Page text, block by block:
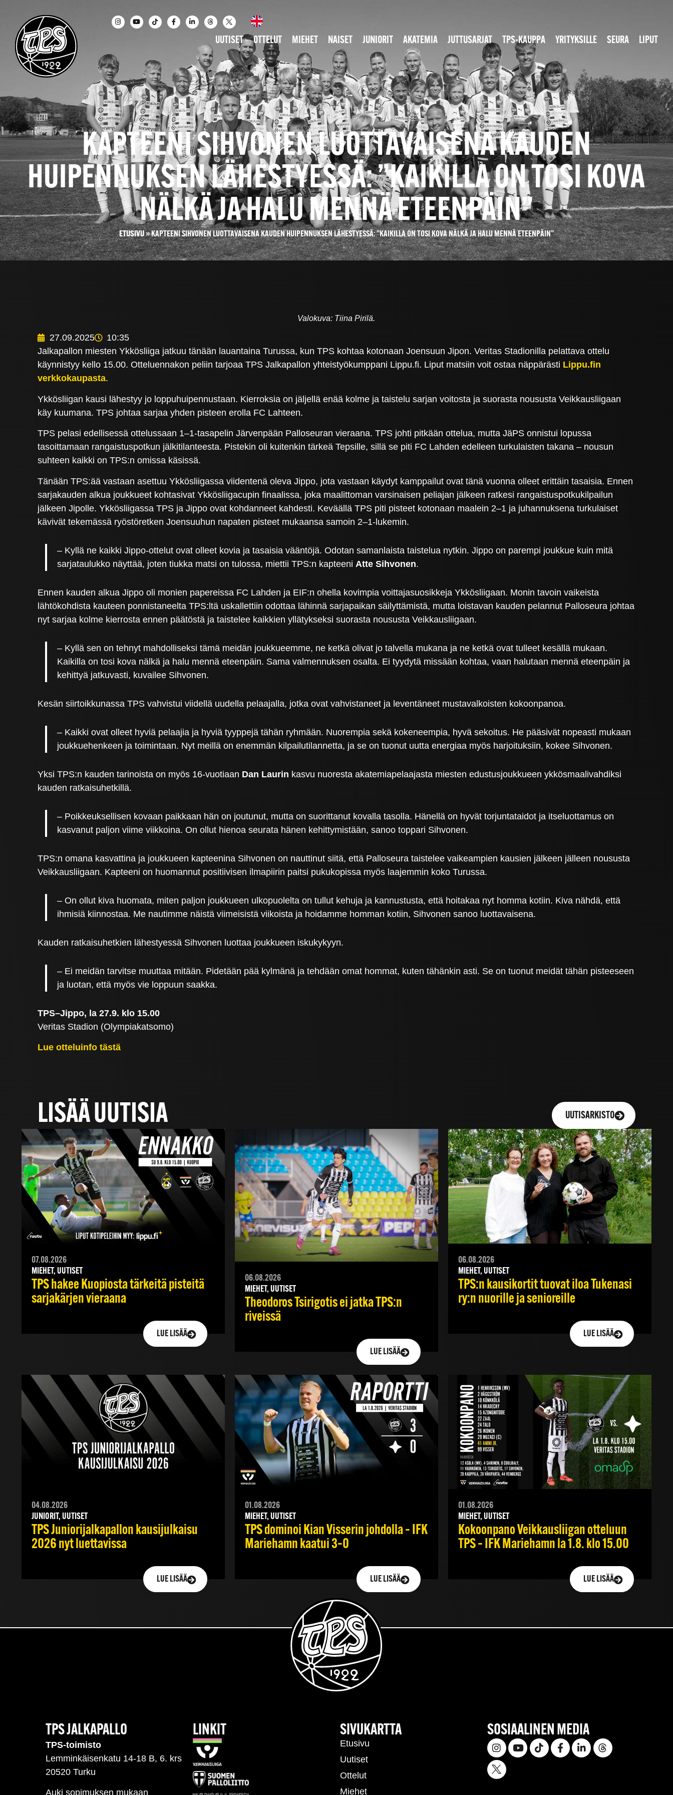
UUTISET OTTELUT MIEHET NAISET JUNIORIT AKATEMIA JUTTUSARJAT TPS-KAUPPA YRITYKSILLE SEURA LIPUT
KAPTEENI SIHVONEN LUOTTAVAISENA KAUDEN
HUIPENNUKSEN LÄHESTYESSÄ: ”KAIKILLA ON TOSI KOVA
NÄLKÄ JA HALU MENNÄ ETEENPÄIN”
ETUSIVU»KAPTEENI SIHVONEN LUOTTAVAISENA KAUDEN HUIPENNUKSEN LÄHESTYESSÄ: ”KAIKILLA ON TOSI KOVA NÄLKÄ JA HALU MENNÄ ETEENPÄIN”
Valokuva: Tiina Pirilä.
27.09.2025
10:35
Jalkapallon miesten Ykkösliiga jatkuu tänään lauantaina Turussa, kun TPS kohtaa kotonaan Joensuun Jipon. Veritas Stadionilla pelattava ottelu
käynnistyy kello 15.00. Otteluennakon peliin tarjoaa TPS Jalkapallon yhteistyökumppani Lippu.fi. Liput matsiin voit ostaa näppärästi Lippu.fin
verkkokaupasta.
Ykkösliigan kausi lähestyy jo loppuhuipennustaan. Kierroksia on jäljellä enää kolme ja taistelu sarjan voitosta ja suorasta noususta Veikkausliigaan
käy kuumana. TPS johtaa sarjaa yhden pisteen erolla FC Lahteen.
TPS pelasi edellisessä ottelussaan 1–1-tasapelin Järvenpään Palloseuran vieraana. TPS johti pitkään ottelua, mutta JäPS onnistui lopussa
tasoittamaan rangaistuspotkun jälkitilanteesta. Pistekin oli kuitenkin tärkeä Tepsille, sillä se piti FC Lahden edelleen turkulaisten takana – nousun
suhteen kaikki on TPS:n omissa käsissä.
Tänään TPS:ää vastaan asettuu Ykkösliigassa viidentenä oleva Jippo, jota vastaan käydyt kamppailut ovat tänä vuonna olleet erittäin tasaisia. Ennen
sarjakauden alkua joukkueet kohtasivat Ykkösliigacupin finaalissa, joka maalittoman varsinaisen peliajan jälkeen ratkesi rangaistuspotkukilpailun
jälkeen Jipolle. Ykkösliigassa TPS ja Jippo ovat kohdanneet kahdesti. Keväällä TPS piti pisteet kotonaan maalein 2–1 ja juhannuksena turkulaiset
kävivät tekemässä ryöstöretken Joensuuhun napaten pisteet mukaansa samoin 2–1-lukemin.
– Kyllä ne kaikki Jippo-ottelut ovat olleet kovia ja tasaisia vääntöjä. Odotan samanlaista taistelua nytkin. Jippo on parempi joukkue kuin mitä
sarjataulukko näyttää, joten tiukka matsi on tulossa, miettii TPS:n kapteeni Atte Sihvonen.
Ennen kauden alkua Jippo oli monien papereissa FC Lahden ja EIF:n ohella kovimpia voittajasuosikkeja Ykkösliigaan. Monin tavoin vaikeista
lähtökohdista kauteen ponnistaneelta TPS:ltä uskallettiin odottaa lähinnä sarjapaikan säilyttämistä, mutta loistavan kauden pelannut Palloseura johtaa
nyt sarjaa kolme kierrosta ennen päätöstä ja taistelee kaikkien yllätykseksi suorasta noususta Veikkausliigaan.
– Kyllä sen on tehnyt mahdolliseksi tämä meidän joukkueemme, ne ketkä olivat jo talvella mukana ja ne ketkä ovat tulleet kesällä mukaan.
Kaikilla on tosi kova nälkä ja halu mennä eteenpäin. Sama valmennuksen osalta. Ei tyydytä missään kohtaa, vaan halutaan mennä eteenpäin ja
kehittyä jatkuvasti, kuvailee Sihvonen.
Kesän siirtoikkunassa TPS vahvistui viidellä uudella pelaajalla, jotka ovat vahvistaneet ja leventäneet mustavalkoisten kokoonpanoa.
– Kaikki ovat olleet hyviä pelaajia ja hyviä tyyppejä tähän ryhmään. Nuorempia sekä kokeneempia, hyvä sekoitus. He pääsivät nopeasti mukaan
joukkuehenkeen ja toimintaan. Nyt meillä on enemmän kilpailutilannetta, ja se on tuonut uutta energiaa myös harjoituksiin, kokee Sihvonen.
Yksi TPS:n kauden tarinoista on myös 16-vuotiaan Dan Laurin kasvu nuoresta akatemiapelaajasta miesten edustusjoukkueen ykkösmaalivahdiksi
kauden ratkaisuhetkillä.
– Poikkeuksellisen kovaan paikkaan hän on joutunut, mutta on suorittanut kovalla tasolla. Hänellä on hyvät torjuntataidot ja itseluottamus on
kasvanut paljon viime viikkoina. On ollut hienoa seurata hänen kehittymistään, sanoo toppari Sihvonen.
TPS:n omana kasvattina ja joukkueen kapteenina Sihvonen on nauttinut siitä, että Palloseura taistelee vaikeampien kausien jälkeen jälleen noususta
Veikkausliigaan. Kapteeni on huomannut positiivisen ilmapiirin paitsi pukukopissa myös laajemmin koko Turussa.
– On ollut kiva huomata, miten paljon joukkueen ulkopuolelta on tullut kehuja ja kannustusta, että hoitakaa nyt homma kotiin. Kiva nähdä, että
ihmisiä kiinnostaa. Me nautimme näistä viimeisistä viikoista ja hoidamme homman kotiin, Sihvonen sanoo luottavaisena.
Kauden ratkaisuhetkien lähestyessä Sihvonen luottaa joukkueen iskukykyyn.
– Ei meidän tarvitse muuttaa mitään. Pidetään pää kylmänä ja tehdään omat hommat, kuten tähänkin asti. Se on tuonut meidät tähän pisteeseen
ja luotan, että myös vie loppuun saakka.
TPS–Jippo, la 27.9. klo 15.00
Veritas Stadion (Olympiakatsomo)
Lue otteluinfo tästä
LISÄÄ UUTISIA UUTISARKISTO
07.08.2026
MIEHET, UUTISET
TPS hakee Kuopiosta tärkeitä pisteitä
sarjakärjen vieraana
LUE LISÄÄ
06.08.2026
MIEHET, UUTISET
Theodoros Tsirigotis ei jatka TPS:n
riveissä
LUE LISÄÄ
06.08.2026
MIEHET, UUTISET
TPS:n kausikortit tuovat iloa Tukenasi
ry:n nuorille ja senioreille
LUE LISÄÄ
04.08.2026
JUNIORIT, UUTISET
TPS Juniorijalkapallon kausijulkaisu
2026 nyt luettavissa
LUE LISÄÄ
01.08.2026
MIEHET, UUTISET
TPS dominoi Kian Visserin johdolla – IFK
Mariehamn kaatui 3–0
LUE LISÄÄ
01.08.2026
MIEHET, UUTISET
Kokoonpano Veikkausliigan otteluun
TPS – IFK Mariehamn la 1.8. klo 15.00
LUE LISÄÄ
TPS JALKAPALLO
TPS-toimisto
Lemminkäisenkatu 14-18 B, 6. krs
20520 Turku
Auki sopimuksen mukaan
LINKIT SIVUKARTTA
Etusivu
Uutiset
Ottelut
Miehet
SOSIAALINEN MEDIA